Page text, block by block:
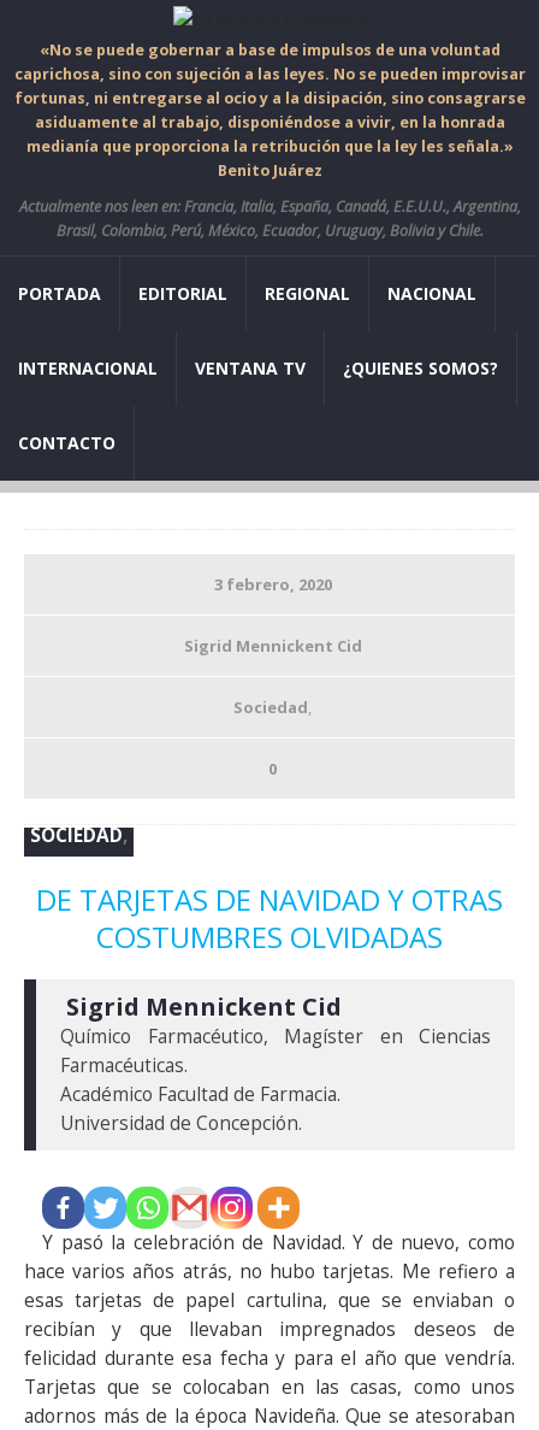
«No se puede gobernar a base de impulsos de una voluntad
caprichosa, sino con sujeción a las leyes. No se pueden improvisar
fortunas, ni entregarse al ocio y a la disipación, sino consagrarse
asiduamente al trabajo, disponiéndose a vivir, en la honrada
medianía que proporciona la retribución que la ley les señala.»
Benito Juárez
Actualmente nos leen en: Francia, Italia, España, Canadá, E.E.U.U., Argentina,
Brasil, Colombia, Perú, México, Ecuador, Uruguay, Bolivia y Chile.
PORTADA EDITORIAL REGIONAL NACIONAL
INTERNACIONAL VENTANA TV ¿QUIENES SOMOS?
CONTACTO
3 febrero, 2020
Sigrid Mennickent Cid
Sociedad,
0
SOCIEDAD,
DE TARJETAS DE NAVIDAD Y OTRAS
COSTUMBRES OLVIDADAS
Sigrid Mennickent Cid
Químico Farmacéutico, Magíster en Ciencias
Farmacéuticas.
Académico Facultad de Farmacia.
Y pasó la celebración de Navidad. Y de nuevo, como
hace varios años atrás, no hubo tarjetas. Me refiero a
esas tarjetas de papel cartulina, que se enviaban o
recibían y que llevaban impregnados deseos de
felicidad durante esa fecha y para el año que vendría.
Tarjetas que se colocaban en las casas, como unos
adornos más de la época Navideña. Que se atesoraban